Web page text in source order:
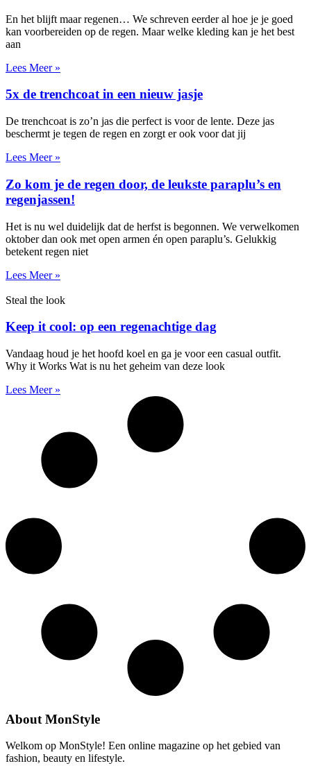
En het blijft maar regenen… We schreven eerder al hoe je je goed
kan voorbereiden op de regen. Maar welke kleding kan je het best
aan
Lees Meer »
5x de trenchcoat in een nieuw jasje
De trenchcoat is zo’n jas die perfect is voor de lente. Deze jas
beschermt je tegen de regen en zorgt er ook voor dat jij
Lees Meer »
Zo kom je de regen door, de leukste paraplu’s en
regenjassen!
Het is nu wel duidelijk dat de herfst is begonnen. We verwelkomen
oktober dan ook met open armen én open paraplu’s. Gelukkig
betekent regen niet
Lees Meer »
Steal the look
Keep it cool: op een regenachtige dag
Vandaag houd je het hoofd koel en ga je voor een casual outfit.
Why it Works Wat is nu het geheim van deze look
Lees Meer »
About MonStyle
Welkom op MonStyle! Een online magazine op het gebied van
fashion, beauty en lifestyle.